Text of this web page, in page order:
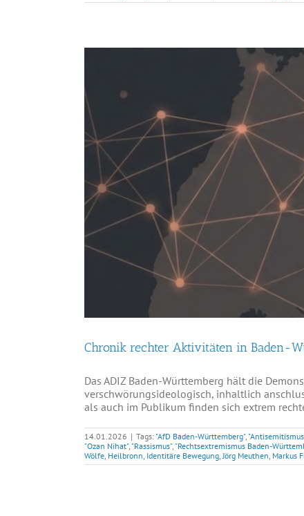
Chronik rechter Aktivitäten in Baden-
Das ADIZ Baden-Württemberg hält die
verschwörungsideologisch, inhaltlich
als auch im Publikum finden sich extrem
14.01.2026 | Tags: "AfD Baden-Württemberg",
"Ozan Nihat", "Rassismus", "Rechtsextremismus Baden-
Wölfe, Heilbronn, Identitäre Bewegung,Jörg Meuthen, Markus